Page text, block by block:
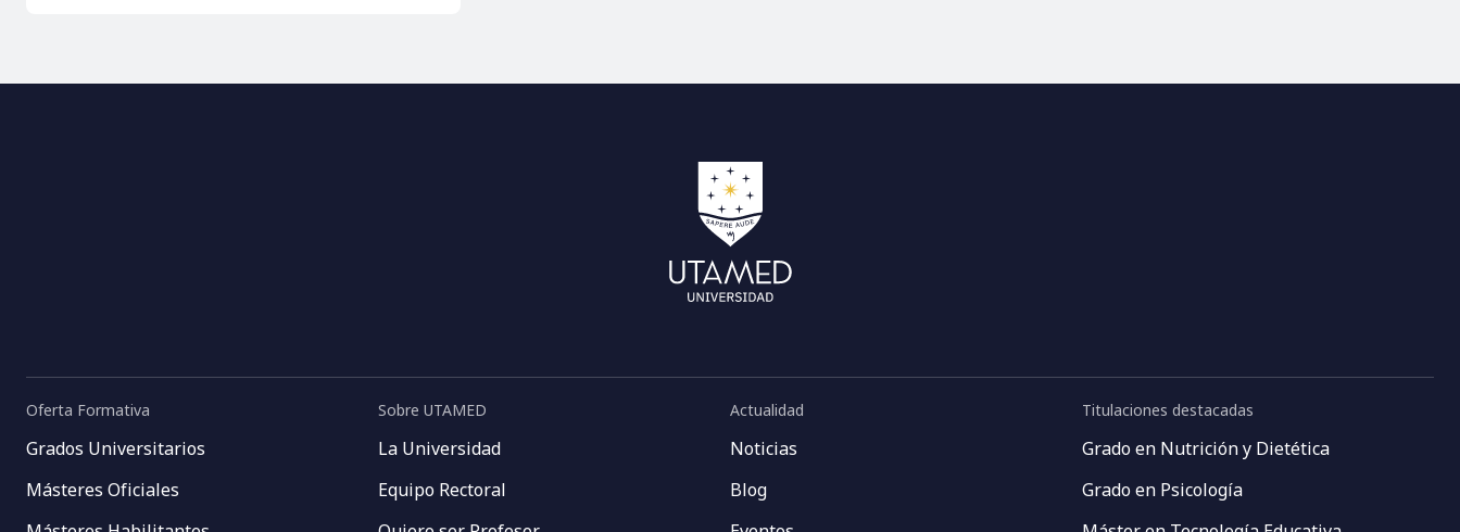
Oferta Formativa
Grados Universitarios
Másteres Oficiales
Sobre UTAMED
La Universidad
Equipo Rectoral
Actualidad
Noticias
Blog
Titulaciones destacadas
Grado en Nutrición y Dietética
Grado en Psicología